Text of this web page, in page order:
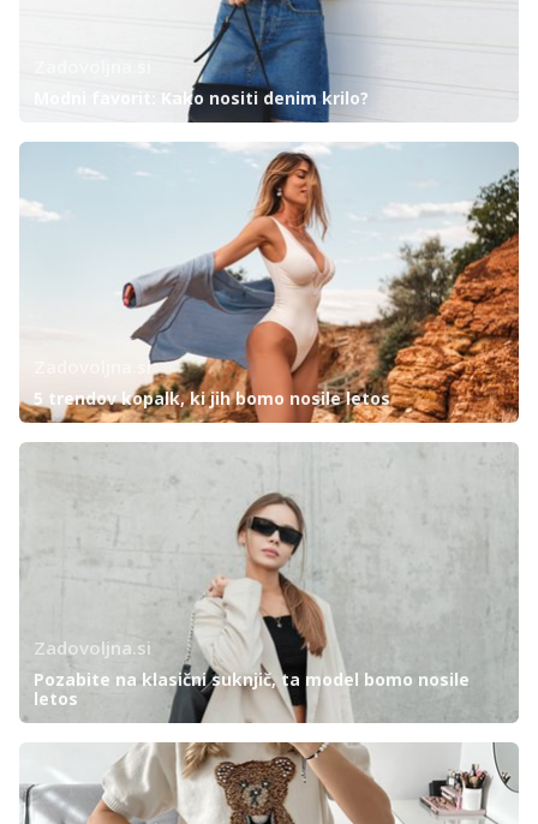
Modni favorit: Kako nositi denim krilo?
Zadovoljna.si
5 trendov kopalk, ki jih bomo nosile letos
Zadovoljna.si
Pozabite na klasični suknjič, ta model bomo nosile
letos